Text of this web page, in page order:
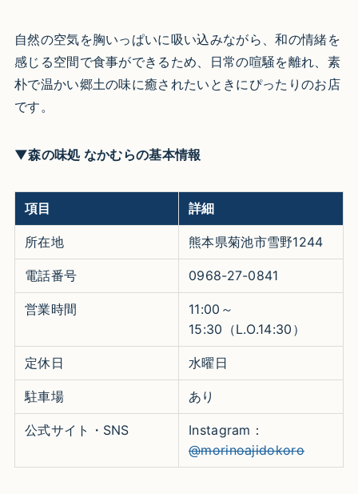
自然の空気を胸いっぱいに吸い込みながら、和の情緒を
感じる空間で食事ができるため、日常の喧騒を離れ、素
朴で温かい郷土の味に癒されたいときにぴったりのお店
です。
▼森の味処 なかむらの基本情報
項目 詳細
所在地 熊本県菊池市雪野1244
電話番号 0968-27-0841
営業時間
11:00～
15:30（L.O.14:30）
定休日 水曜日
駐車場 あり
公式サイト・SNS
Instagram：
@morinoajidokoro